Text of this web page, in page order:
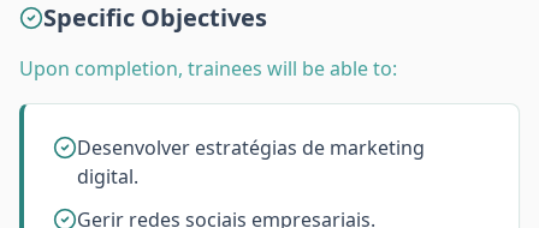
Specific Objectives
Upon completion, trainees will be able to:
Desenvolver estratégias de marketing
digital.
Gerir redes sociais empresariais.